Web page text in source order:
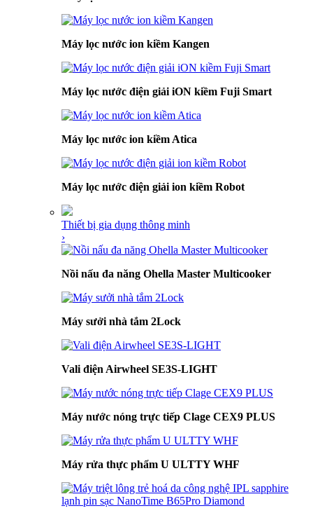
Máy lọc nước ion kiềm Kangen
Máy lọc nước điện giải iON kiềm Fuji Smart
Máy lọc nước ion kiềm Atica
Máy lọc nước điện giải ion kiềm Robot
Thiết bị gia dụng thông minh
›
Nồi nấu đa năng Ohella Master Multicooker
Máy sưởi nhà tắm 2Lock
Vali điện Airwheel SE3S-LIGHT
Máy nước nóng trực tiếp Clage CEX9 PLUS
Máy rửa thực phẩm U ULTTY WHF